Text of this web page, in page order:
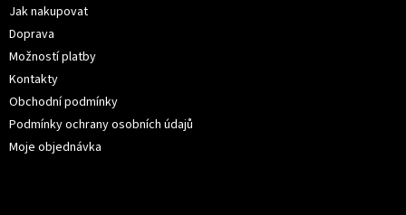
Jak nakupovat
Doprava
Možností platby
Kontakty
Obchodní podmínky
Podmínky ochrany osobních údajů
Moje objednávka